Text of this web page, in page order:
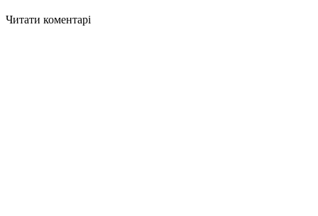
Читати коментарі